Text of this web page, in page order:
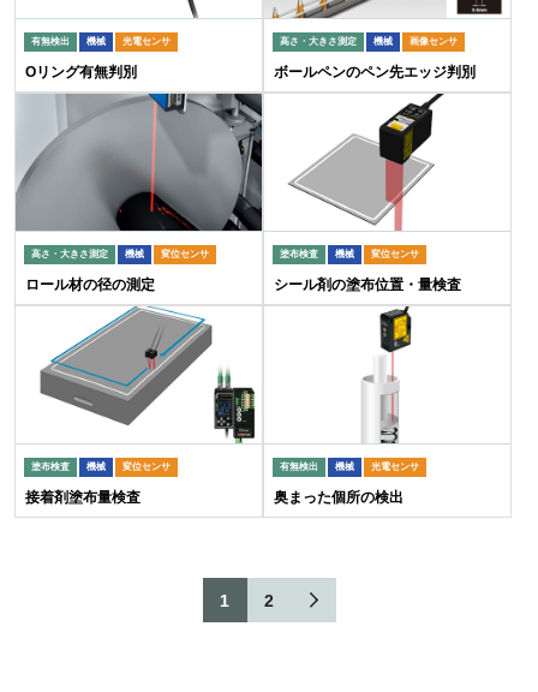
有無検出 機械 光電センサ
Oリング有無判別
高さ・大きさ測定 機械 画像センサ
ボールペンのペン先エッジ判別
高さ・大きさ測定 機械 変位センサ
ロール材の径の測定
塗布検査 機械 変位センサ
シール剤の塗布位置・量検査
塗布検査 機械 変位センサ
接着剤塗布量検査
有無検出 機械 光電センサ
奥まった個所の検出
1 2